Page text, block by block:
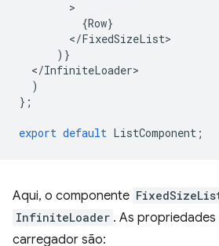
{Row}
</FixedSizeList
)}
</InfiniteLoader
)
};
export default ListComponent ;
Aqui, o componente
InfiniteLoader . As
carregador são: